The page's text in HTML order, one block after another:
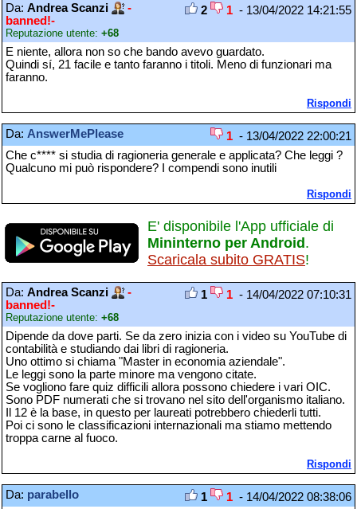
Da: Andrea Scanzi
-
banned!-
Reputazione utente: +68
2 1 - 13/04/2022 14:21:55
E niente, allora non so che bando avevo guardato.
Quindi sí, 21 facile e tanto faranno i titoli. Meno di funzionari ma
faranno.
Rispondi
Da: AnswerMePlease 1 - 13/04/2022 22:00:21
Che c**** si studia di ragioneria generale e applicata? Che leggi ?
Qualcuno mi può rispondere? I compendi sono inutili
Rispondi
E' disponibile l'App ufficiale di
Mininterno per Android.
Scaricala subito GRATIS!
Da: Andrea Scanzi
-
banned!-
Reputazione utente: +68
1 1 - 14/04/2022 07:10:31
Dipende da dove parti. Se da zero inizia con i video su YouTube di
contabilità e studiando dai libri di ragioneria.
Uno ottimo si chiama "Master in economia aziendale".
Le leggi sono la parte minore ma vengono citate.
Se vogliono fare quiz difficili allora possono chiedere i vari OIC.
Sono PDF numerati che si trovano nel sito dell'organismo italiano.
Il 12 è la base, in questo per laureati potrebbero chiederli tutti.
Poi ci sono le classificazioni internazionali ma stiamo mettendo
troppa carne al fuoco.
Rispondi
Da: parabello 1 1 - 14/04/2022 08:38:06